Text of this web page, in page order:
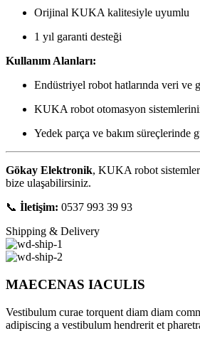
Orijinal KUKA kalitesiyle uyumlu
1 yıl garanti desteği
Kullanım Alanları:
Endüstriyel robot hatlarında veri ve
KUKA robot otomasyon
Yedek parça ve bakım süreçlerinde
Gökay Elektronik, KUKA robot
bize ulaşabilirsiniz.
📞 İletişim: 0537 993 39 93
Shipping & Delivery
MAECENAS IACULIS
Vestibulum curae torquent diam diam
adipiscing a vestibulum hendrerit et